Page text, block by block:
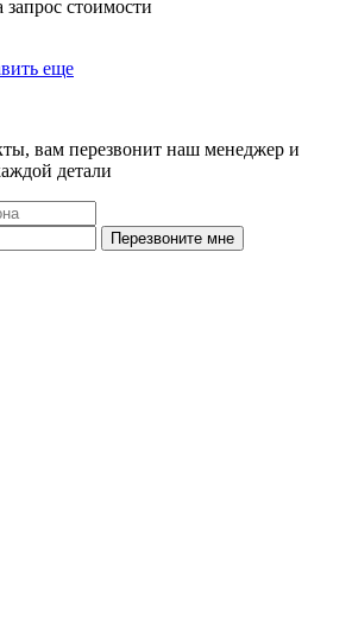
запрос стоимости
еще
вам перезвонит наш менеджер и
детали
Перезвоните мне